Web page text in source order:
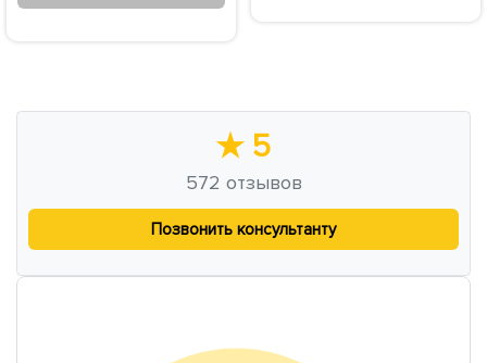
★ 5
572 отзывов
Позвонить консультанту